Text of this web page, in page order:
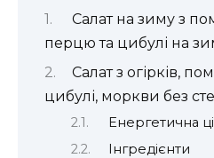
Салат на зиму з
перцю та цибулі на
Салат з огірків,
цибулі, моркви без
Енергетична
Інгредієнти